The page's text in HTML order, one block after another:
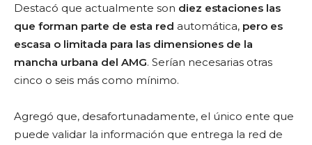
Destacó que actualmente son diez estaciones las
que forman parte de esta red automática, pero es
escasa o limitada para las dimensiones de la
mancha urbana del AMG. Serían necesarias otras
cinco o seis más como mínimo.
Agregó que, desafortunadamente, el único ente que
puede validar la información que entrega la red de